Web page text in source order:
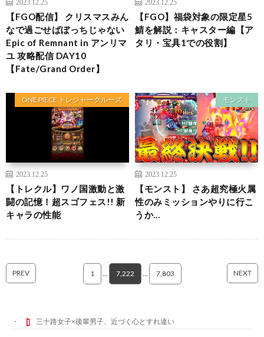
2023.12.25
【FGO配信】 クリスマスみん
なで過ごせばぼっちじゃない
Epic of Remnant in アンリマ
ユ 攻略配信 DAY10
【Fate/Grand Order】
2023.12.25
【FGO】福袋対象の限定星5
鯖を解説：キャスター編【ア
タリ・宝具1での役割】
ONE PIECE トレジャークルーズ
2023.12.25
【トレクル】ワノ国激動と激
闘の記憶！超スゴフェス!! 新
キャラの性能
モンスト
2023.12.25
【モンスト】 さあ超究極火属
性のみミッションやりに行こ
うか…
PREV 1 7,222 7,803 NEXT
三十路女子×後輩男子、近づく心とすれ違い